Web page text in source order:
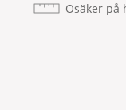
Osäker på